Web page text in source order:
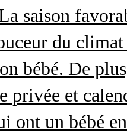
saison
du
bébé. De
privée et
ont un bébé